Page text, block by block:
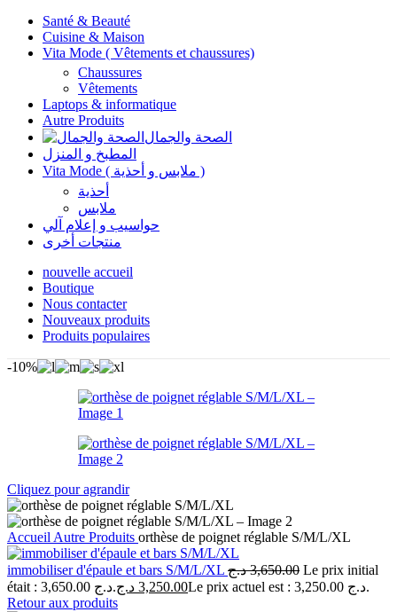
Santé & Beauté
Cuisine & Maison
Vita Mode ( Vêtements et chaussures)
Chaussures
Vêtements
Laptops & informatique
Autre Produits
الصحة والجمال
المطبخ و المنزل
Vita Mode ( ملابس و أحذية )
أحذية
ملابس
حواسيب و إعلام آلي
منتجات أخرى
nouvelle accueil
Boutique
Nous contacter
Nouveaux produits
Produits populaires
-10%
Cliquez pour agrandir
Accueil Autre Produits orthèse de poignet réglable S/M/L/XL
immobiliser d'épaule et bars S/M/L/XL 3,650.00 د.ج
Le prix initial
était : 3,650.00 د.ج.
3,250.00 د.ج
Le prix actuel est : 3,250.00 د.ج.
Retour aux produits